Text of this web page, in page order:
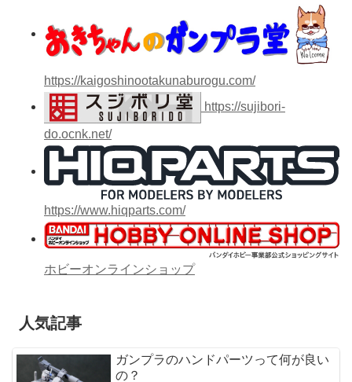
https://kaigoshinootakunaburogu.com/
https://sujibori-
do.ocnk.net/
https://www.hiqparts.com/
ホビーオンラインショップ
人気記事
ガンプラのハンドパーツって何が良い
の？